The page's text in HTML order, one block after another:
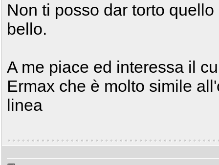
Non ti posso dar torto
bello.
A me piace ed interessa il
Ermax che è molto simile
linea